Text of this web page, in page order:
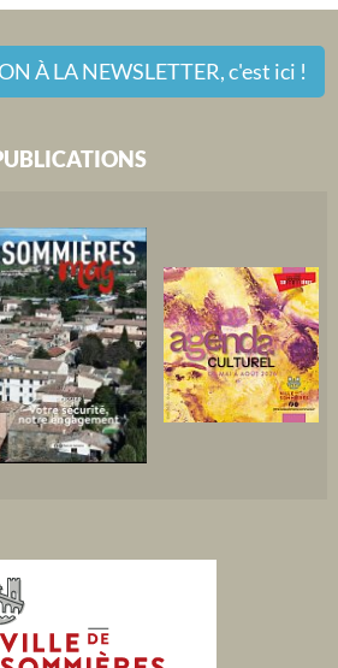
À LA NEWSLETTER,c'est ici !